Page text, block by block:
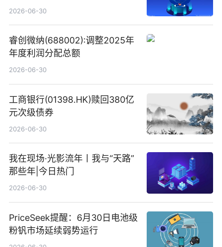
港元
2026-06-30
睿创微纳(688002):调整2025年
年度利润分配总额
2026-06-30
工商银行(01398.HK)赎回380亿
元次级债券
2026-06-30
我在现场·光影流年丨我与“天路”
那些年|今日热门
2026-06-30
PriceSeek提醒：6月30日电池级
粉钒市场延续弱势运行